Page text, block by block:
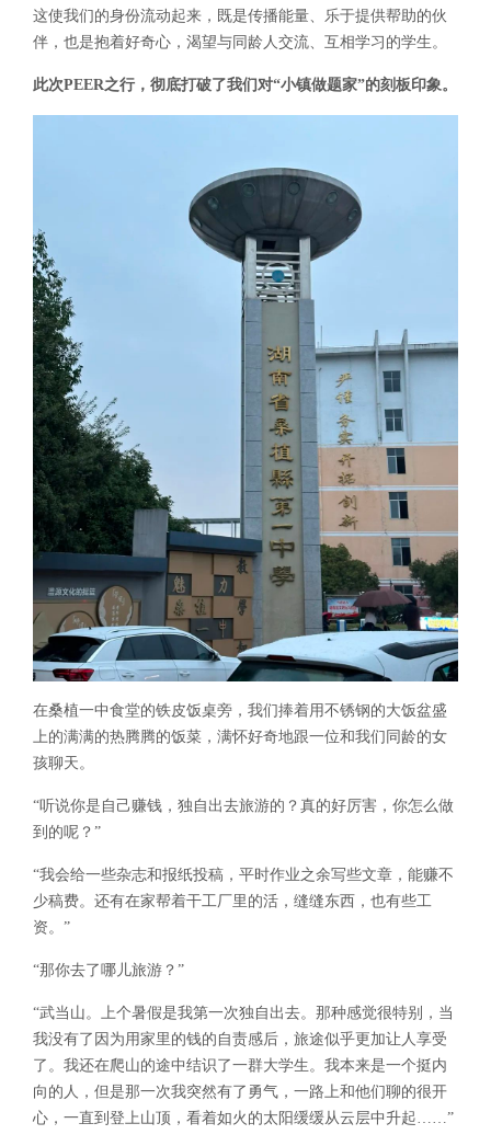
这使我们的身份流动起来，既是传播能量、乐于提供帮助的伙
伴，也是抱着好奇心，渴望与同龄人交流、互相学习的学生。
此次PEER之行，彻底打破了我们对“小镇做题家”的刻板印象。
在桑植一中食堂的铁皮饭桌旁，我们捧着用不锈钢的大饭盆盛
上的满满的热腾腾的饭菜，满怀好奇地跟一位和我们同龄的女
孩聊天。
“听说你是自己赚钱，独自出去旅游的？真的好厉害，你怎么做
到的呢？”
“我会给一些杂志和报纸投稿，平时作业之余写些文章，能赚不
少稿费。还有在家帮着干工厂里的活，缝缝东西，也有些工
资。”
“那你去了哪儿旅游？”
“武当山。上个暑假是我第一次独自出去。那种感觉很特别，当
我没有了因为用家里的钱的自责感后，旅途似乎更加让人享受
了。我还在爬山的途中结识了一群大学生。我本来是一个挺内
向的人，但是那一次我突然有了勇气，一路上和他们聊的很开
心，一直到登上山顶，看着如火的太阳缓缓从云层中升起……”